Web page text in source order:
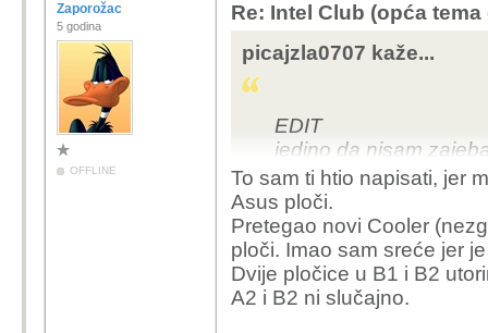
Zaporožac
5 godina
OFFLINE
Re: Intel Club (opća
picajzla0707 kaže...
EDIT
jedino da nisam
prejako
ali i to sam probao
To sam ti htio napisati, jer
Asus ploči.
Pretegao novi Cooler
ploči. Imao sam sreće jer
Dvije pločice u B1 i B2
A2 i B2 ni slučajno.